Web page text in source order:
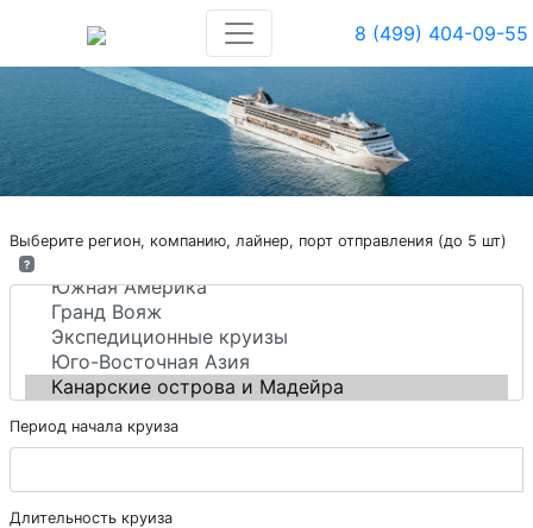
8 (499) 404-09-55
Выберите регион, компанию, лайнер, порт отправления (до 5 шт)
?
Период начала круиза
Длительность круиза